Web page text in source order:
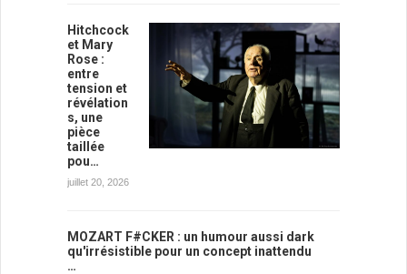
Hitchcock
et Mary
Rose :
entre
tension et
révélation
s, une
pièce
taillée
pou…
juillet 20, 2026
MOZART F#CKER : un humour aussi dark
qu'irrésistible pour un concept inattendu
…